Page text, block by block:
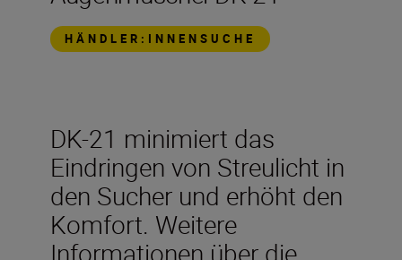
HÄNDLER:INNENSUCHE
DK-21 minimiert das
Eindringen von Streulicht in
den Sucher und erhöht den
Komfort. Weitere
Informationen über die